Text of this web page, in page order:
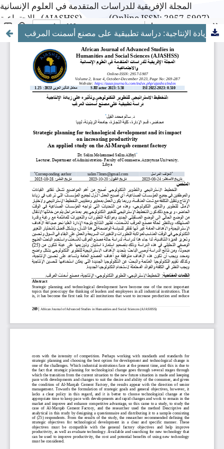
المجلة الإفريقية للدراسات المتقدمة في العلوم الإنسانية
والاجتماعية (AJASHSS)---------- (Online ISSN: 2957-5907)
التخطيط الاستراتيجي للتطوير التكنولوجي وتأثيره على زيادة الإنتاجية: دراسة تطبيقية على مصنع أسمنت المرقب